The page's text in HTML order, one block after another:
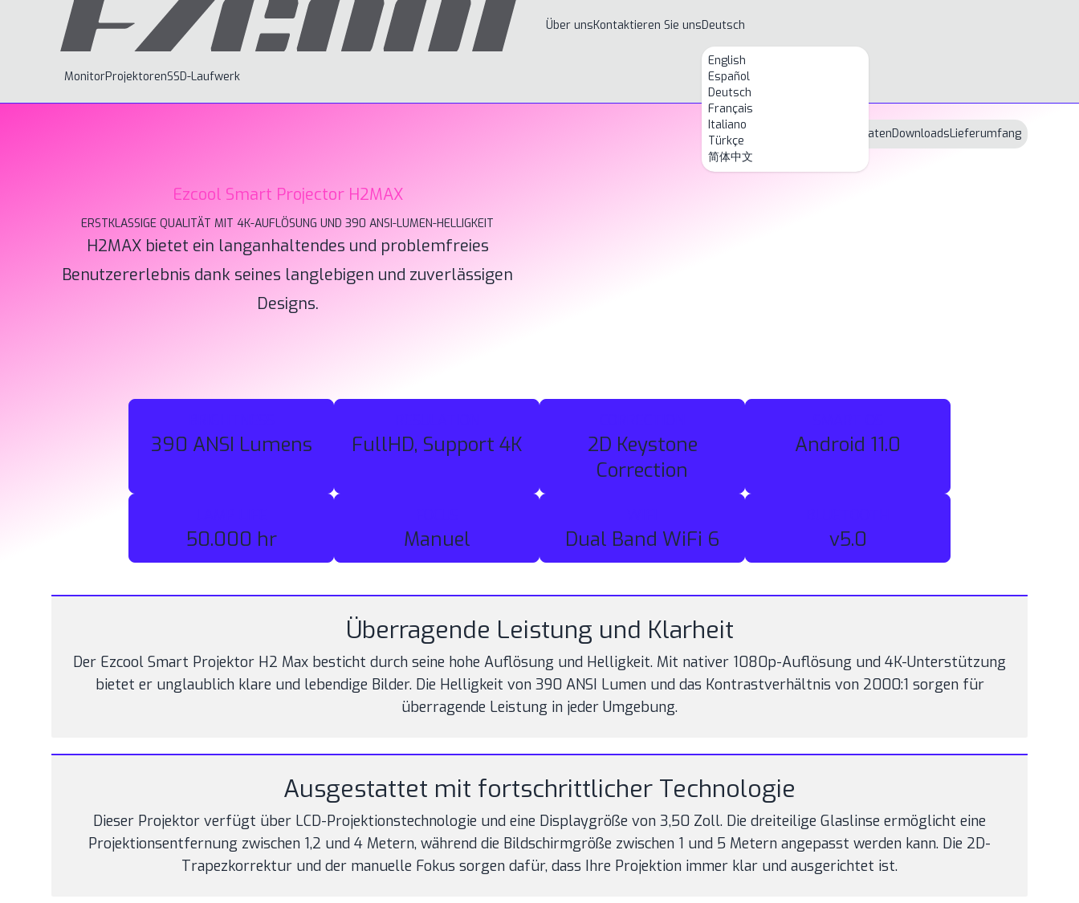
Über unsKontaktieren Sie unsDeutsch
English
Español
Deutsch
Français
Italiano
Türkçe
简体中文
MonitorProjektorenSSD-Laufwerk
Technische DatenDownloadsLieferumfang
Ezcool Smart Projector H2MAX
ERSTKLASSIGE QUALITÄT MIT 4K-AUFLÖSUNG UND 390 ANSI-LUMEN-HELLIGKEIT
H2MAX bietet ein langanhaltendes und problemfreies
Benutzererlebnis dank seines langlebigen und zuverlässigen
Designs.
390 ANSI Lumens FullHD, Support 4K
2D Keystone
Correction
Android 11.0
50.000 hr Manuel Dual Band WiFi 6 v5.0
Überragende Leistung und Klarheit
Der Ezcool Smart Projektor H2 Max besticht durch seine hohe Auflösung und Helligkeit. Mit nativer 1080p-Auflösung und 4K-Unterstützung
bietet er unglaublich klare und lebendige Bilder. Die Helligkeit von 390 ANSI Lumen und das Kontrastverhältnis von 2000:1 sorgen für
überragende Leistung in jeder Umgebung.
Ausgestattet mit fortschrittlicher Technologie
Dieser Projektor verfügt über LCD-Projektionstechnologie und eine Displaygröße von 3,50 Zoll. Die dreiteilige Glaslinse ermöglicht eine
Projektionsentfernung zwischen 1,2 und 4 Metern, während die Bildschirmgröße zwischen 1 und 5 Metern angepasst werden kann. Die 2D-
Trapezkorrektur und der manuelle Fokus sorgen dafür, dass Ihre Projektion immer klar und ausgerichtet ist.